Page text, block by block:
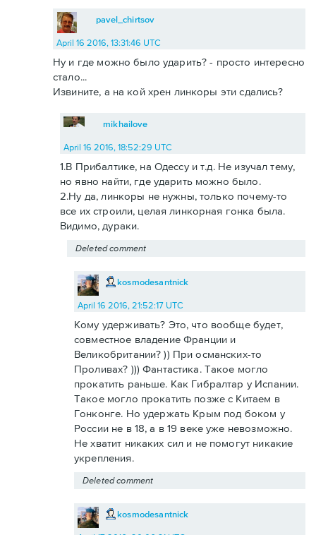
pavel_chirtsov
April 16 2016, 13:31:46 UTC
Ну и где можно было ударить? - просто интересно
стало...
Извините, а на кой хрен линкоры эти сдались?
mikhailove
April 16 2016, 18:52:29 UTC
1.В Прибалтике, на Одессу и т.д. Не изучал тему,
но явно найти, где ударить можно было.
2.Ну да, линкоры не нужны, только почему-то
все их строили, целая линкорная гонка была.
Видимо, дураки.
Deleted comment
kosmodesantnick
April 16 2016, 21:52:17 UTC
Кому удерживать? Это, что вообще будет,
совместное владение Франции и
Великобритании? )) При османских-то
Проливах? ))) Фантастика. Такое могло
прокатить раньше. Как Гибралтар у Испании.
Такое могло прокатить позже с Китаем в
Гонконге. Но удержать Крым под боком у
России не в 18, а в 19 веке уже невозможно.
Не хватит никаких сил и не помогут никакие
укрепления.
Deleted comment
kosmodesantnick